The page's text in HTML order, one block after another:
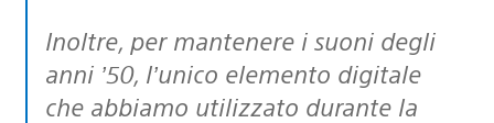
Inoltre, per mantenere i suoni degli
anni ’50, l’unico elemento digitale
che abbiamo utilizzato durante la